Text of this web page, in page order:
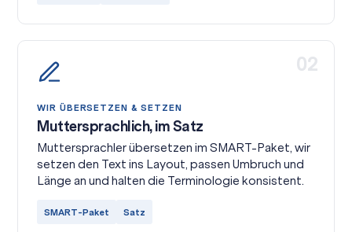
02
WIR ÜBERSETZEN & SETZEN
Muttersprachlich, im Satz
Muttersprachler übersetzen im SMART-Paket, wir
setzen den Text ins Layout, passen Umbruch und
Länge an und halten die Terminologie konsistent.
SMART-Paket Satz